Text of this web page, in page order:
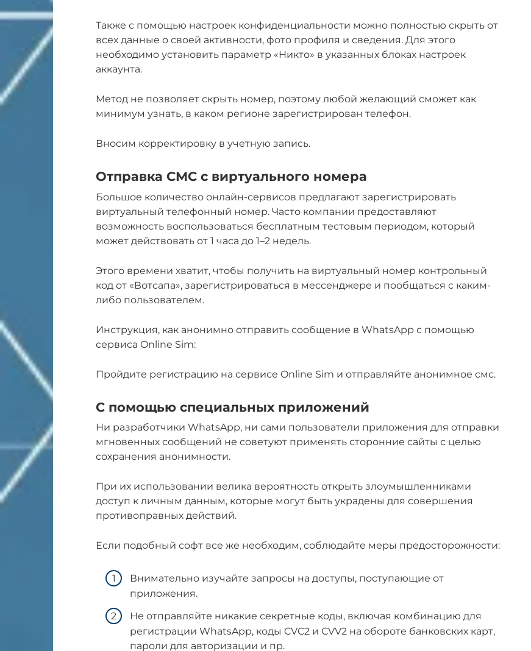
Также с помощью настроек конфиденциальности можно полностью скрыть от
всех данные о своей активности, фото профиля и сведения. Для этого
необходимо установить параметр «Никто» в указанных блоках настроек
аккаунта.
Метод не позволяет скрыть номер, поэтому любой желающий сможет как
минимум узнать, в каком регионе зарегистрирован телефон.
Вносим корректировку в учетную запись.
Отправка СМС с виртуального номера
Большое количество онлайн-сервисов предлагают зарегистрировать
виртуальный телефонный номер. Часто компании предоставляют
возможность воспользоваться бесплатным тестовым периодом, который
может действовать от 1 часа до 1–2 недель.
Этого времени хватит, чтобы получить на виртуальный номер контрольный
код от «Вотсапа», зарегистрироваться в мессенджере и пообщаться с каким-
либо пользователем.
Инструкция, как анонимно отправить сообщение в WhatsApp с помощью
сервиса Online Sim:
Пройдите регистрацию на сервисе Online Sim и отправляйте анонимное смс.
С помощью специальных приложений
Ни разработчики WhatsApp, ни сами пользователи приложения для отправки
мгновенных сообщений не советуют применять сторонние сайты с целью
сохранения анонимности.
При их использовании велика вероятность открыть злоумышленниками
доступ к личным данным, которые могут быть украдены для совершения
противоправных действий.
Если подобный софт все же необходим, соблюдайте меры предосторожности:
Внимательно изучайте запросы на доступы, поступающие от
приложения.
Не отправляйте никакие секретные коды, включая комбинацию для
регистрации WhatsApp, коды CVC2 и CVV2 на обороте банковских карт,
пароли для авторизации и пр.